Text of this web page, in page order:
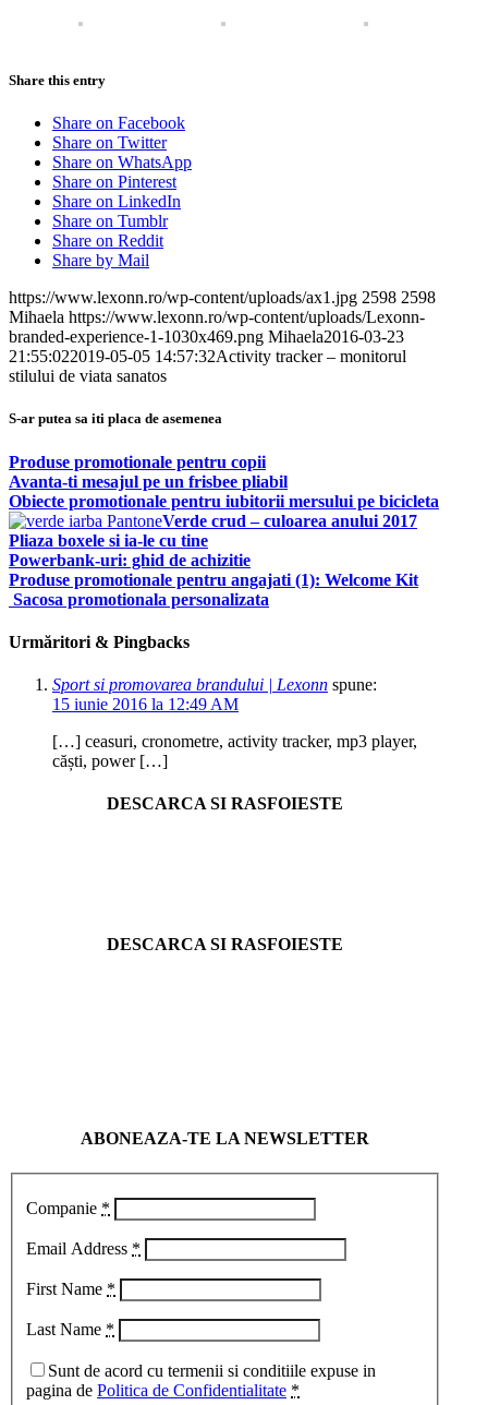
Share this entry
Share on Facebook
Share on Twitter
Share on WhatsApp
Share on Pinterest
Share on LinkedIn
Share on Tumblr
Share on Reddit
Share by Mail
https://www.lexonn.ro/wp-content/uploads/ax1.jpg 2598 2598
Mihaela https://www.lexonn.ro/wp-content/uploads/Lexonn-
branded-experience-1-1030x469.png Mihaela2016-03-23
21:55:022019-05-05 14:57:32Activity tracker – monitorul
stilului de viata sanatos
S-ar putea sa iti placa de asemenea
Produse promotionale pentru copii
Avanta-ti mesajul pe un frisbee pliabil
Obiecte promotionale pentru iubitorii mersului pe bicicleta
Verde crud – culoarea anului 2017
Pliaza boxele si ia-le cu tine
Powerbank-uri: ghid de achizitie
Produse promotionale pentru angajati (1): Welcome Kit
Sacosa promotionala personalizata
Urmăritori & Pingbacks
Sport si promovarea brandului | Lexonn spune:
15 iunie 2016 la 12:49 AM
[…] ceasuri, cronometre, activity tracker, mp3 player,
căști, power […]
DESCARCA SI RASFOIESTE
DESCARCA SI RASFOIESTE
ABONEAZA-TE LA NEWSLETTER
Companie *
Email Address *
First Name *
Last Name *
Sunt de acord cu termenii si conditiile expuse in
pagina de Politica de Confidentialitate *